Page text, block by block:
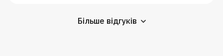
Більше відгуків